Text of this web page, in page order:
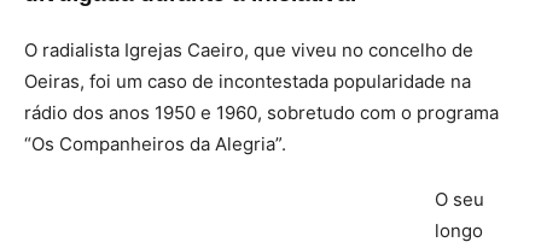
O radialista Igrejas Caeiro, que viveu no concelho de
Oeiras, foi um caso de incontestada popularidade na
rádio dos anos 1950 e 1960, sobretudo com o programa
“Os Companheiros da Alegria”.
O seu
longo